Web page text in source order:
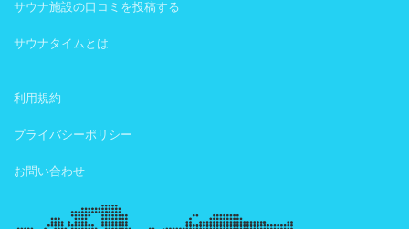
サウナ施設の口コミを投稿する
サウナタイムとは
利用規約
プライバシーポリシー
お問い合わせ